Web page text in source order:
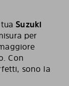
tuaSuzuki
per
Con
sono la